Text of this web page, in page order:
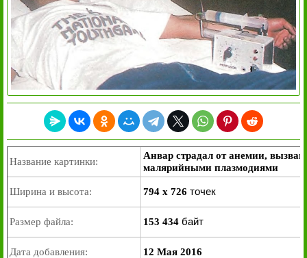
Название картинки:
Анвар страдал от анемии,
малярийными плазмодиями
Ширина и высота: 794 x 726 точек
Размер файла: 153 434 байт
Дата добавления: 12 Мая 2016